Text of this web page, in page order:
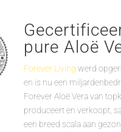
pure Aloë
Forever Living werd
en is nu een
Forever Aloë Vera van
produceert en verkoopt,
een breed scala aan